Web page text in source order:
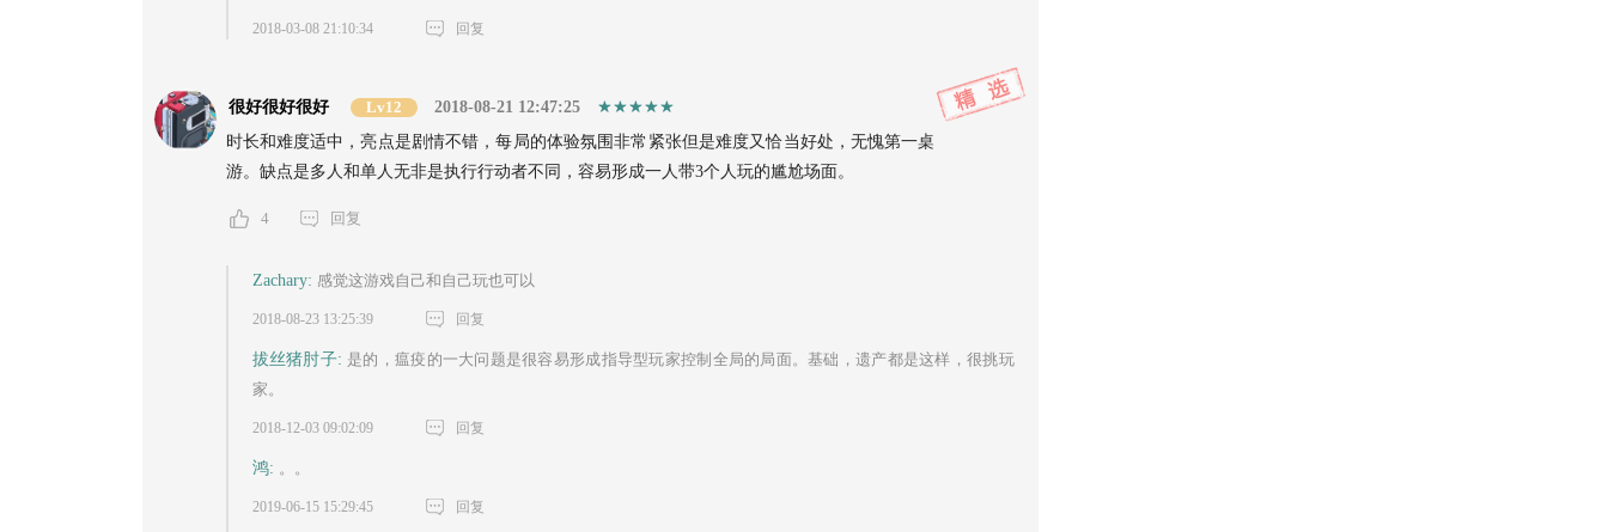
2018-03-08 21:10:34 回复
很好很好很好 Lv12
2018-08-21 12:47:25
时长和难度适中，亮点是剧情不错，每局的体验氛围非常紧张但是难度又恰当好处，无愧第一桌
游。缺点是多人和单人无非是执行行动者不同，容易形成一人带3个人玩的尴尬场面。
4 回复
Zachary: 感觉这游戏自己和自己玩也可以
2018-08-23 13:25:39 回复
拔丝猪肘子: 是的，瘟疫的一大问题是很容易形成指导型玩家控制全局的局面。基础，遗产都是这样，很挑玩
家。
2018-12-03 09:02:09 回复
鸿: 。。
2019-06-15 15:29:45 回复